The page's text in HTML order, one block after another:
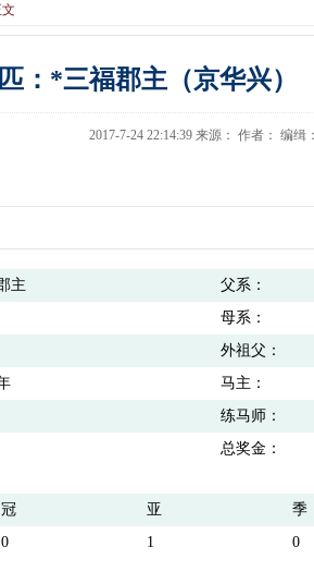
：*三福郡主（京华兴）
2017-7-24 22:14:39 来源： 作者： 编缉
主
父系：
母系：
外祖父：
马主：
练马师：
总奖金：
冠 亚
季
0 1 0